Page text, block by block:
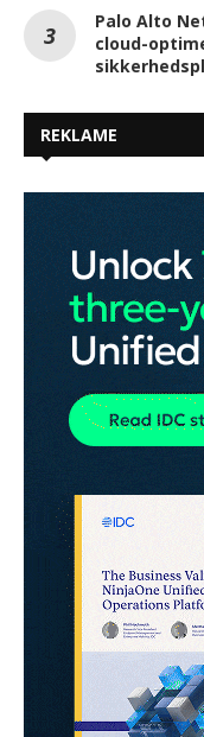
Palo Alto
cloud-
REKLAME